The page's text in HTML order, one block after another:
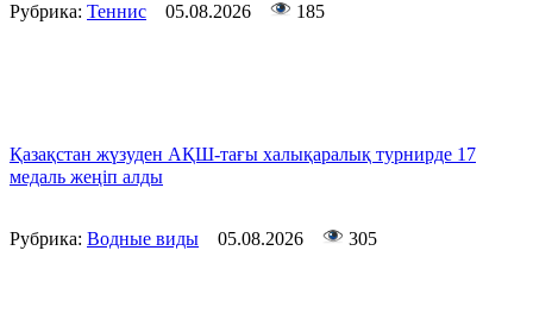
Рубрика: Теннис 05.08.2026 185
Қазақстан жүзуден АҚШ-тағы халықаралық турнирде 17
медаль жеңіп алды
Рубрика: Водные виды 05.08.2026 305